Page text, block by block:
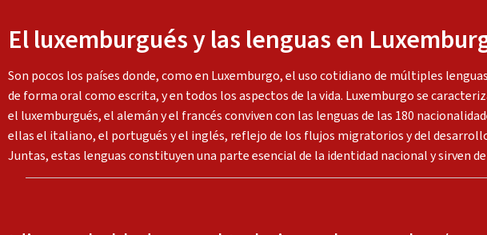
El luxemburgués y las lenguas en
Son pocos los países donde, como en Luxemburgo, el uso cotidiano de múltiples
de forma oral como escrita, y en todos los aspectos de la vida. Luxemburgo se
el luxemburgués, el alemán y el francés conviven con las lenguas de las 180
ellas el italiano, el portugués y el inglés, reflejo de los flujos migratorios y del
Juntas, estas lenguas constituyen una parte esencial de la identidad nacional y sirven